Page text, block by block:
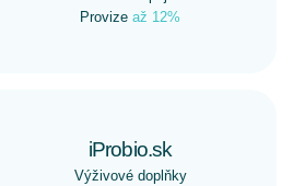
Provize až 12%
iProbio.sk
Výživové doplňky